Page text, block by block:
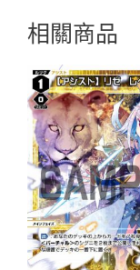
ア
（亞
托）
LV2
」
數
量
相關商品